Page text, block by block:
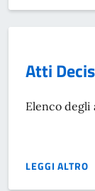
Atti
Elenco
LEGGI ALTRO
ATTI